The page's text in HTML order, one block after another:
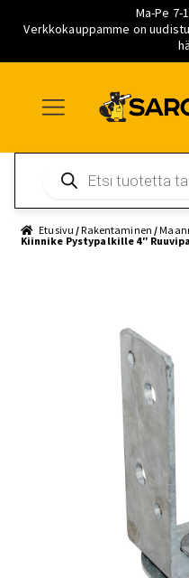
Ma-Pe 7-
Verkkokauppamme on
navigointiin
sisältöön
pääsisältöön
search
Etusivu /Rakentaminen /
Kiinnike Pystypalkille 4″